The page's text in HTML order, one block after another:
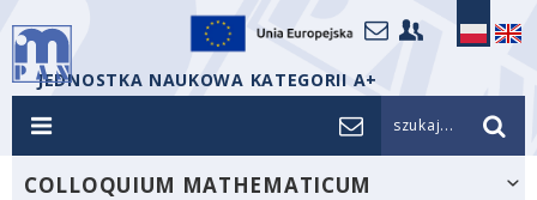
JEDNOSTKA NAUKOWA KATEGORII A+
szukaj...
COLLOQUIUM MATHEMATICUM